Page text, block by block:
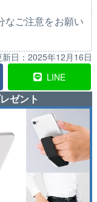
なご注意をお願い
日： 2025年12月16日
LINE
ゼント